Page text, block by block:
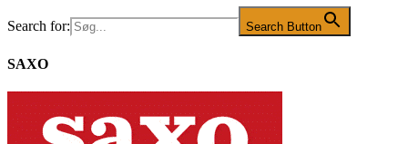
Search for: Search Button
SAXO